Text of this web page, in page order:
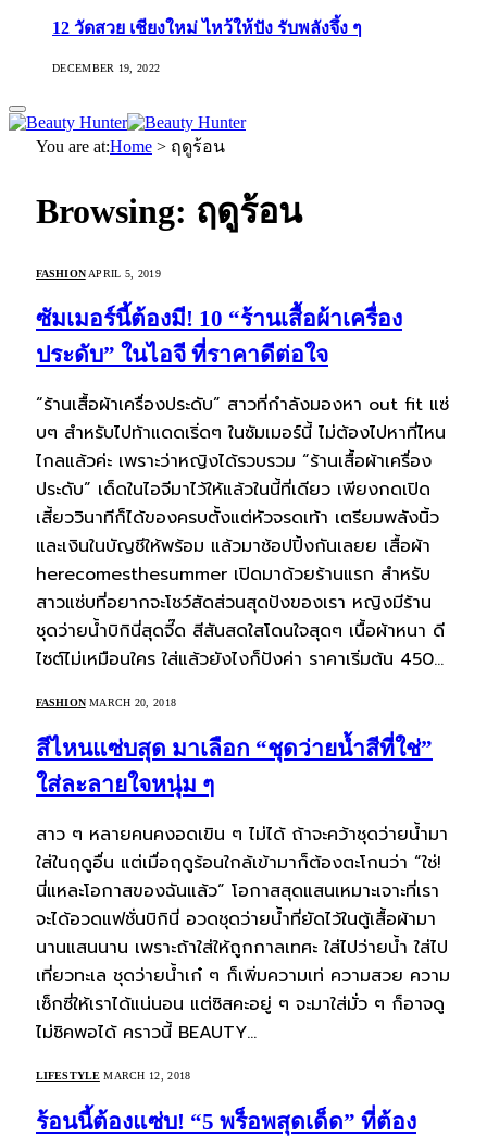
12 วัดสวย เชียงใหม่ ไหว้ให้ปัง รับพลังจึ้ง ๆ
DECEMBER 19, 2022
You are at:Home > ฤดูร้อน
Browsing: ฤดูร้อน
FASHION APRIL 5, 2019
ซัมเมอร์นี้ต้องมี! 10 “ร้านเสื้อผ้าเครื่อง
ประดับ” ในไอจี ที่ราคาดีต่อใจ
“ร้านเสื้อผ้าเครื่องประดับ” สาวที่กำลังมองหา out fit แซ่
บๆ สำหรับไปท้าแดดเริ่ดๆ ในซัมเมอร์นี้ ไม่ต้องไปหาที่ไหน
ไกลแล้วค่ะ เพราะว่าหญิงได้รวบรวม “ร้านเสื้อผ้าเครื่อง
ประดับ” เด็ดในไอจีมาไว้ให้แล้วในนี้ที่เดียว เพียงกดเปิด
เสี้ยววินาทีก็ได้ของครบตั้งแต่หัวจรดเท้า เตรียมพลังนิ้ว
และเงินในบัญชีให้พร้อม แล้วมาช้อปปิ้งกันเลยย เสื้อผ้า
herecomesthesummer เปิดมาด้วยร้านแรก สำหรับ
สาวแซ่บที่อยากจะโชว์สัดส่วนสุดปังของเรา หญิงมีร้าน
ชุดว่ายน้ำบิกินี่สุดจี๊ด สีสันสดใสโดนใจสุดๆ เนื้อผ้าหนา ดี
ไซต์ไม่เหมือนใคร ใส่แล้วยังไงก็ปังค่า ราคาเริ่มต้น 450…
FASHION MARCH 20, 2018
สีไหนแซ่บสุด มาเลือก “ชุดว่ายน้ำสีที่ใช่”
ใส่ละลายใจหนุ่ม ๆ
สาว ๆ หลายคนคงอดเขิน ๆ ไม่ได้ ถ้าจะคว้าชุดว่ายน้ำมา
ใส่ในฤดูอื่น แต่เมื่อฤดูร้อนใกล้เข้ามาก็ต้องตะโกนว่า “ใช่!
นี่แหละโอกาสของฉันแล้ว” โอกาสสุดแสนเหมาะเจาะที่เรา
จะได้อวดแฟชั่นบิกินี่ อวดชุดว่ายน้ำที่ยัดไว้ในตู้เสื้อผ้ามา
นานแสนนาน เพราะถ้าใส่ให้ถูกกาลเทศะ ใส่ไปว่ายน้ำ ใส่ไป
เที่ยวทะเล ชุดว่ายน้ำเก๋ ๆ ก็เพิ่มความเท่ ความสวย ความ
เซ็กซี่ให้เราได้แน่นอน แต่ซิสคะอยู่ ๆ จะมาใส่มั่ว ๆ ก็อาจดู
ไม่ชิคพอได้ คราวนี้ BEAUTY…
LIFESTYLE MARCH 12, 2018
ร้อนนี้ต้องแซ่บ! “5 พร็อพสุดเด็ด” ที่ต้อง